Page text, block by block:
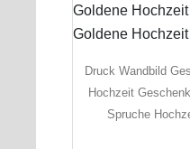
Druck Wandbild
Hochzeit
Spruche